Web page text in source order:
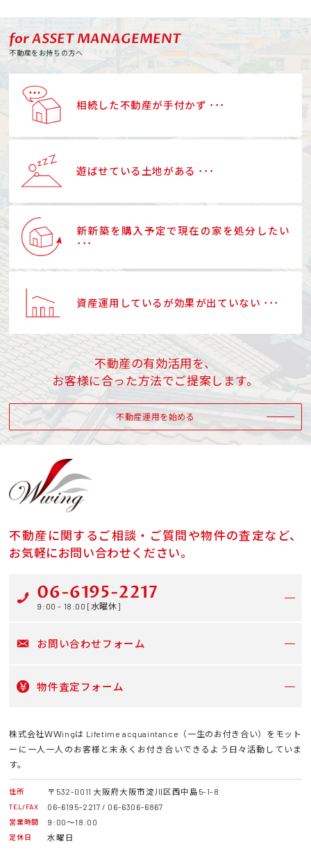
for ASSET MANAGEMENT
不動産をお持ちの方へ
相続した不動産が手付かず ･･･
遊ばせている土地がある ･･･
新新築を購入予定で現在の家を処分したい
･･･
資産運用しているが効果が出ていない ･･･
不動産の有効活用を、
お客様に合った方法でご提案します。
不動産運用を始める
不動産に関するご相談・ご質問や物件の査定など、
お気軽にお問い合わせください。
06-6195-2217
9:00 - 18:00 [水曜休]
お問い合わせフォーム
物件査定フォーム
株式会社ＷＷingは Lifetime acquaintance（一生のお付き合い）をモット
ーに一人一人のお客様と末永くお付き合いできるよう日々活動していま
す。
住所 〒532-0011 大阪府大阪市淀川区西中島5-1-8
TEL/FAX 06-6195-2217 / 06-6306-6867
営業時間 9:00～18:00
定休日 水曜日